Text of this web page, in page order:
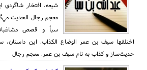
شيعه، افتخار شاگردي
معجم رجال الحديث
سبأ و قصص
اختلقها سيف بن عمر الوضاع الكذاب. اين داستان،
حديث‌ساز و کذاب به نام سيف بن عمر. معجم رجال